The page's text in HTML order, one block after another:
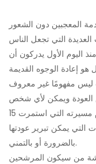
المعجبين دون الشعور
التي تجعل الناس
اليوم الأول يدركون أن
ليس مفهومًا غير معروف
العودة ويمكن لأي شخص
في ختام مسيرته التي استمرت 15
يمكن تبرير عودتها
بالضرورة أو بالتمني.
من سيكون المرشحين